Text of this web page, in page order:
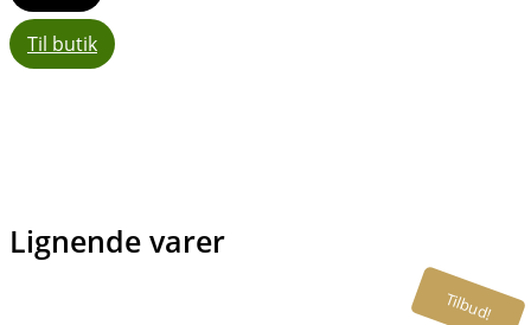
Til butik
Lignende varer
Tilbud!